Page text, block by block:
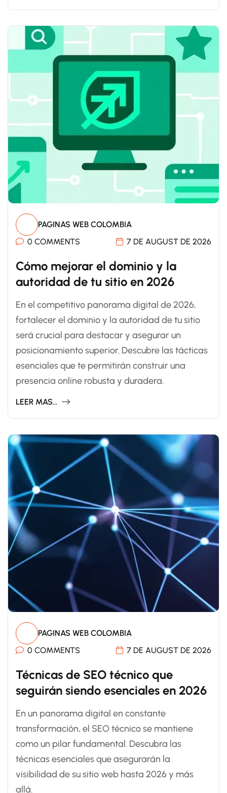
PAGINAS WEB COLOMBIA
0 COMMENTS
7 DE AUGUST DE 2026
Cómo mejorar el dominio y la
autoridad de tu sitio en 2026
En el competitivo panorama digital de 2026,
fortalecer el dominio y la autoridad de tu sitio
será crucial para destacar y asegurar un
posicionamiento superior. Descubre las tácticas
esenciales que te permitirán construir una
presencia online robusta y duradera.
LEER MAS...
PAGINAS WEB COLOMBIA
0 COMMENTS
7 DE AUGUST DE 2026
Técnicas de SEO técnico que
seguirán siendo esenciales en 2026
En un panorama digital en constante
transformación, el SEO técnico se mantiene
como un pilar fundamental. Descubra las
técnicas esenciales que asegurarán la
visibilidad de su sitio web hasta 2026 y más
allá.